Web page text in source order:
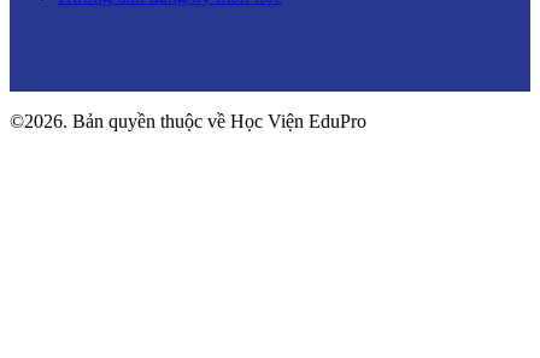
©2026. Bản quyền thuộc về Học Viện EduPro